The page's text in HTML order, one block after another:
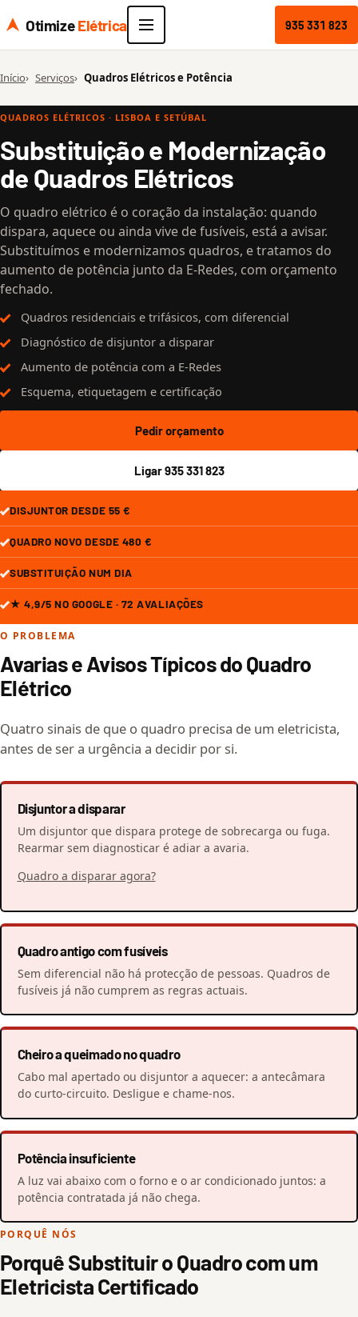
OtimizeElétrica 935 331 823
Início Serviços Quadros Elétricos e Potência
QUADROS ELÉTRICOS · LISBOA E SETÚBAL
Substituição e Modernização
de Quadros Elétricos
O quadro elétrico é o coração da instalação: quando
dispara, aquece ou ainda vive de fusíveis, está a avisar.
Substituímos e modernizamos quadros, e tratamos do
aumento de potência junto da E-Redes, com orçamento
fechado.
Quadros residenciais e trifásicos, com diferencial
Diagnóstico de disjuntor a disparar
Aumento de potência com a E-Redes
Esquema, etiquetagem e certificação
Pedir orçamento
Ligar 935 331 823
DISJUNTOR DESDE 55 €
QUADRO NOVO DESDE 480 €
SUBSTITUIÇÃO NUM DIA
★ 4,9/5 NO GOOGLE · 72 AVALIAÇÕES
O PROBLEMA
Avarias e Avisos Típicos do Quadro
Elétrico
Quatro sinais de que o quadro precisa de um eletricista,
antes de ser a urgência a decidir por si.
Disjuntor a disparar
Um disjuntor que dispara protege de sobrecarga ou fuga.
Rearmar sem diagnosticar é adiar a avaria.
Quadro a disparar agora?
Quadro antigo com fusíveis
Sem diferencial não há protecção de pessoas. Quadros de
fusíveis já não cumprem as regras actuais.
Cheiro a queimado no quadro
Cabo mal apertado ou disjuntor a aquecer: a antecâmara
do curto-circuito. Desligue e chame-nos.
Potência insuficiente
A luz vai abaixo com o forno e o ar condicionado juntos: a
potência contratada já não chega.
PORQUÊ NÓS
Porquê Substituir o Quadro com um
Eletricista Certificado